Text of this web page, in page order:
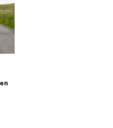
FÜR MÄNNER KAUFEN